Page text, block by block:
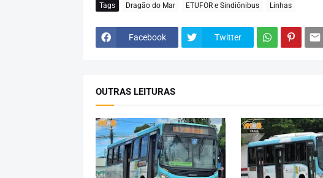
Tags Dragão do Mar ETUFOR e Sindiônibus Linhas
Facebook Twitter
OUTRAS LEITURAS